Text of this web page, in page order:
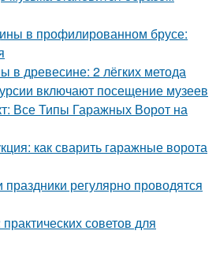
в профилированном брусе:
в древесине: 2 лёгких метода
включают посещение музеев
Все Типы Гаражных Ворот на
как сварить гаражные ворота
регулярно проводятся
советов для